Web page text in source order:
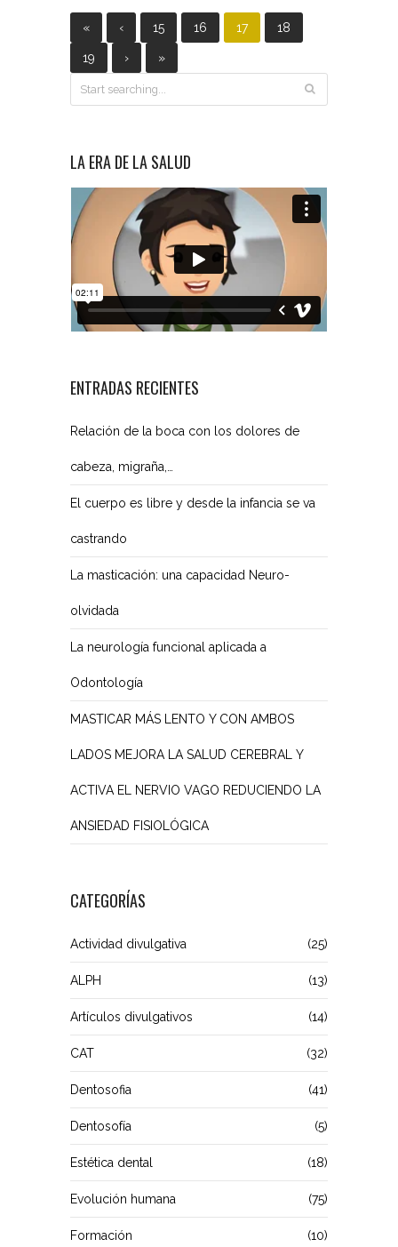
« ‹ 15 16 17 18
19 › »
LA ERA DE LA SALUD
ENTRADAS RECIENTES
Relación de la boca con los dolores de
cabeza, migraña,…
El cuerpo es libre y desde la infancia se va
castrando
La masticación: una capacidad Neuro-
olvidada
La neurología funcional aplicada a
Odontología
MASTICAR MÁS LENTO Y CON AMBOS
LADOS MEJORA LA SALUD CEREBRAL Y
ACTIVA EL NERVIO VAGO REDUCIENDO LA
ANSIEDAD FISIOLÓGICA
CATEGORÍAS
Actividad divulgativa (25)
ALPH (13)
Artículos divulgativos (14)
CAT (32)
Dentosofia (41)
Dentosofía (5)
Estética dental (18)
Evolución humana (75)
Formación (10)